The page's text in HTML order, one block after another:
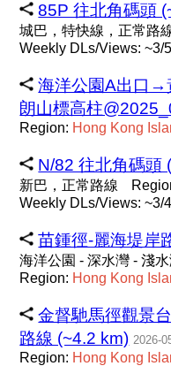
85P 往北角碼頭
城巴，特快線，正常路
Weekly DLs/Views: ~3/5
海洋公園A出口
朗山標高柱
Region: Hong Kong
N/82 往北角碼頭
新巴，正常路線
Weekly DLs/Views: ~3/4
苗鍾徑-麗海堤岸
海洋公園 - 深水灣 - 淺
Region: Hong Kong
金督馳馬徑觀景
路線 (~4.2 km) 2026-
Region: Hong Kong